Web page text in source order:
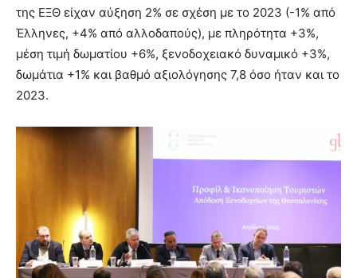
της ΕΞΘ είχαν αύξηση 2% σε σχέση με το 2023 (-1% από
Έλληνες, +4% από αλλοδαπούς), με πληρότητα +3%,
μέση τιμή δωματίου +6%, ξενοδοχειακό δυναμικό +3%,
δωμάτια +1% και βαθμό αξιολόγησης 7,8 όσο ήταν και το
2023.